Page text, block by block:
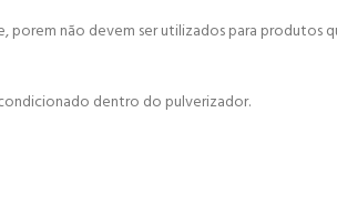
porem não devem ser utilizados para produtos
dentro do pulverizador.